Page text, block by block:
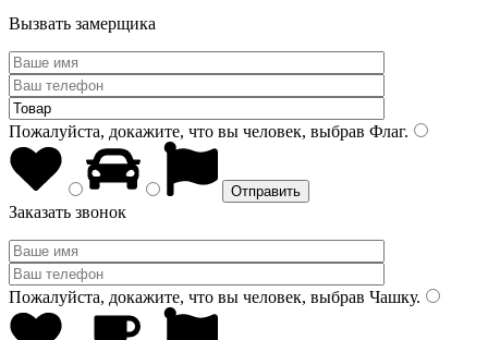
Вызвать замерщика
Пожалуйста, докажите, что вы человек, выбрав Флаг.
Заказать звонок
Пожалуйста, докажите, что вы человек, выбрав Чашку.